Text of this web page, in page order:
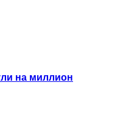
на миллион